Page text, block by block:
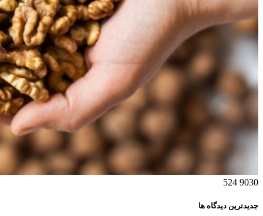
9030
524
جدیدترین دیدگاه ها